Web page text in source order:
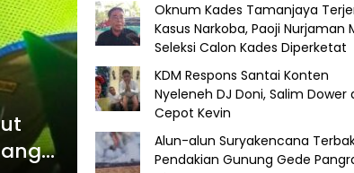
Oknum Kades Tamanjaya
Kasus Narkoba, Paoji Nurjaman
Seleksi Calon Kades Diperketat
KDM Respons Santai Konten
Nyeleneh DJ Doni, Salim Dower
Cepot Kevin
Alun-alun Suryakencana
Pendakian Gunung Gede